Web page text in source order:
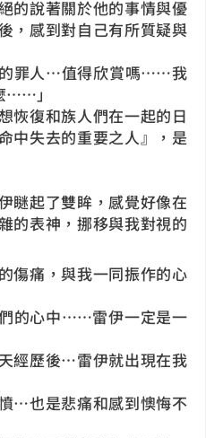
的說著關於他的事情與優
，感到對自己有所質疑與
的罪人…值得欣賞嗎……我
……」
恢復和族人們在一起的日
中失去的重要之人』，是
瞇起了雙眸，感覺好像在
的表神，挪移與我對視的
傷痛，與我一同振作的心
們的心中……雷伊一定是一
經歷後…雷伊就出現在我
…也是悲痛和感到懊悔不